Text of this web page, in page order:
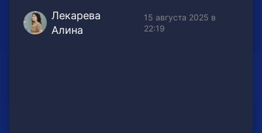
Лекарева
Алина
15 августа 2025 в
22:19